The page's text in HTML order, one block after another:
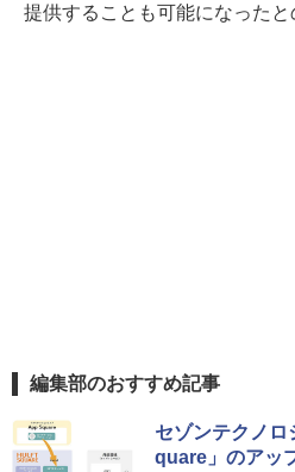
提供することも可能になったと
編集部のおすすめ記事
セゾンテクノ
quare」のアッ